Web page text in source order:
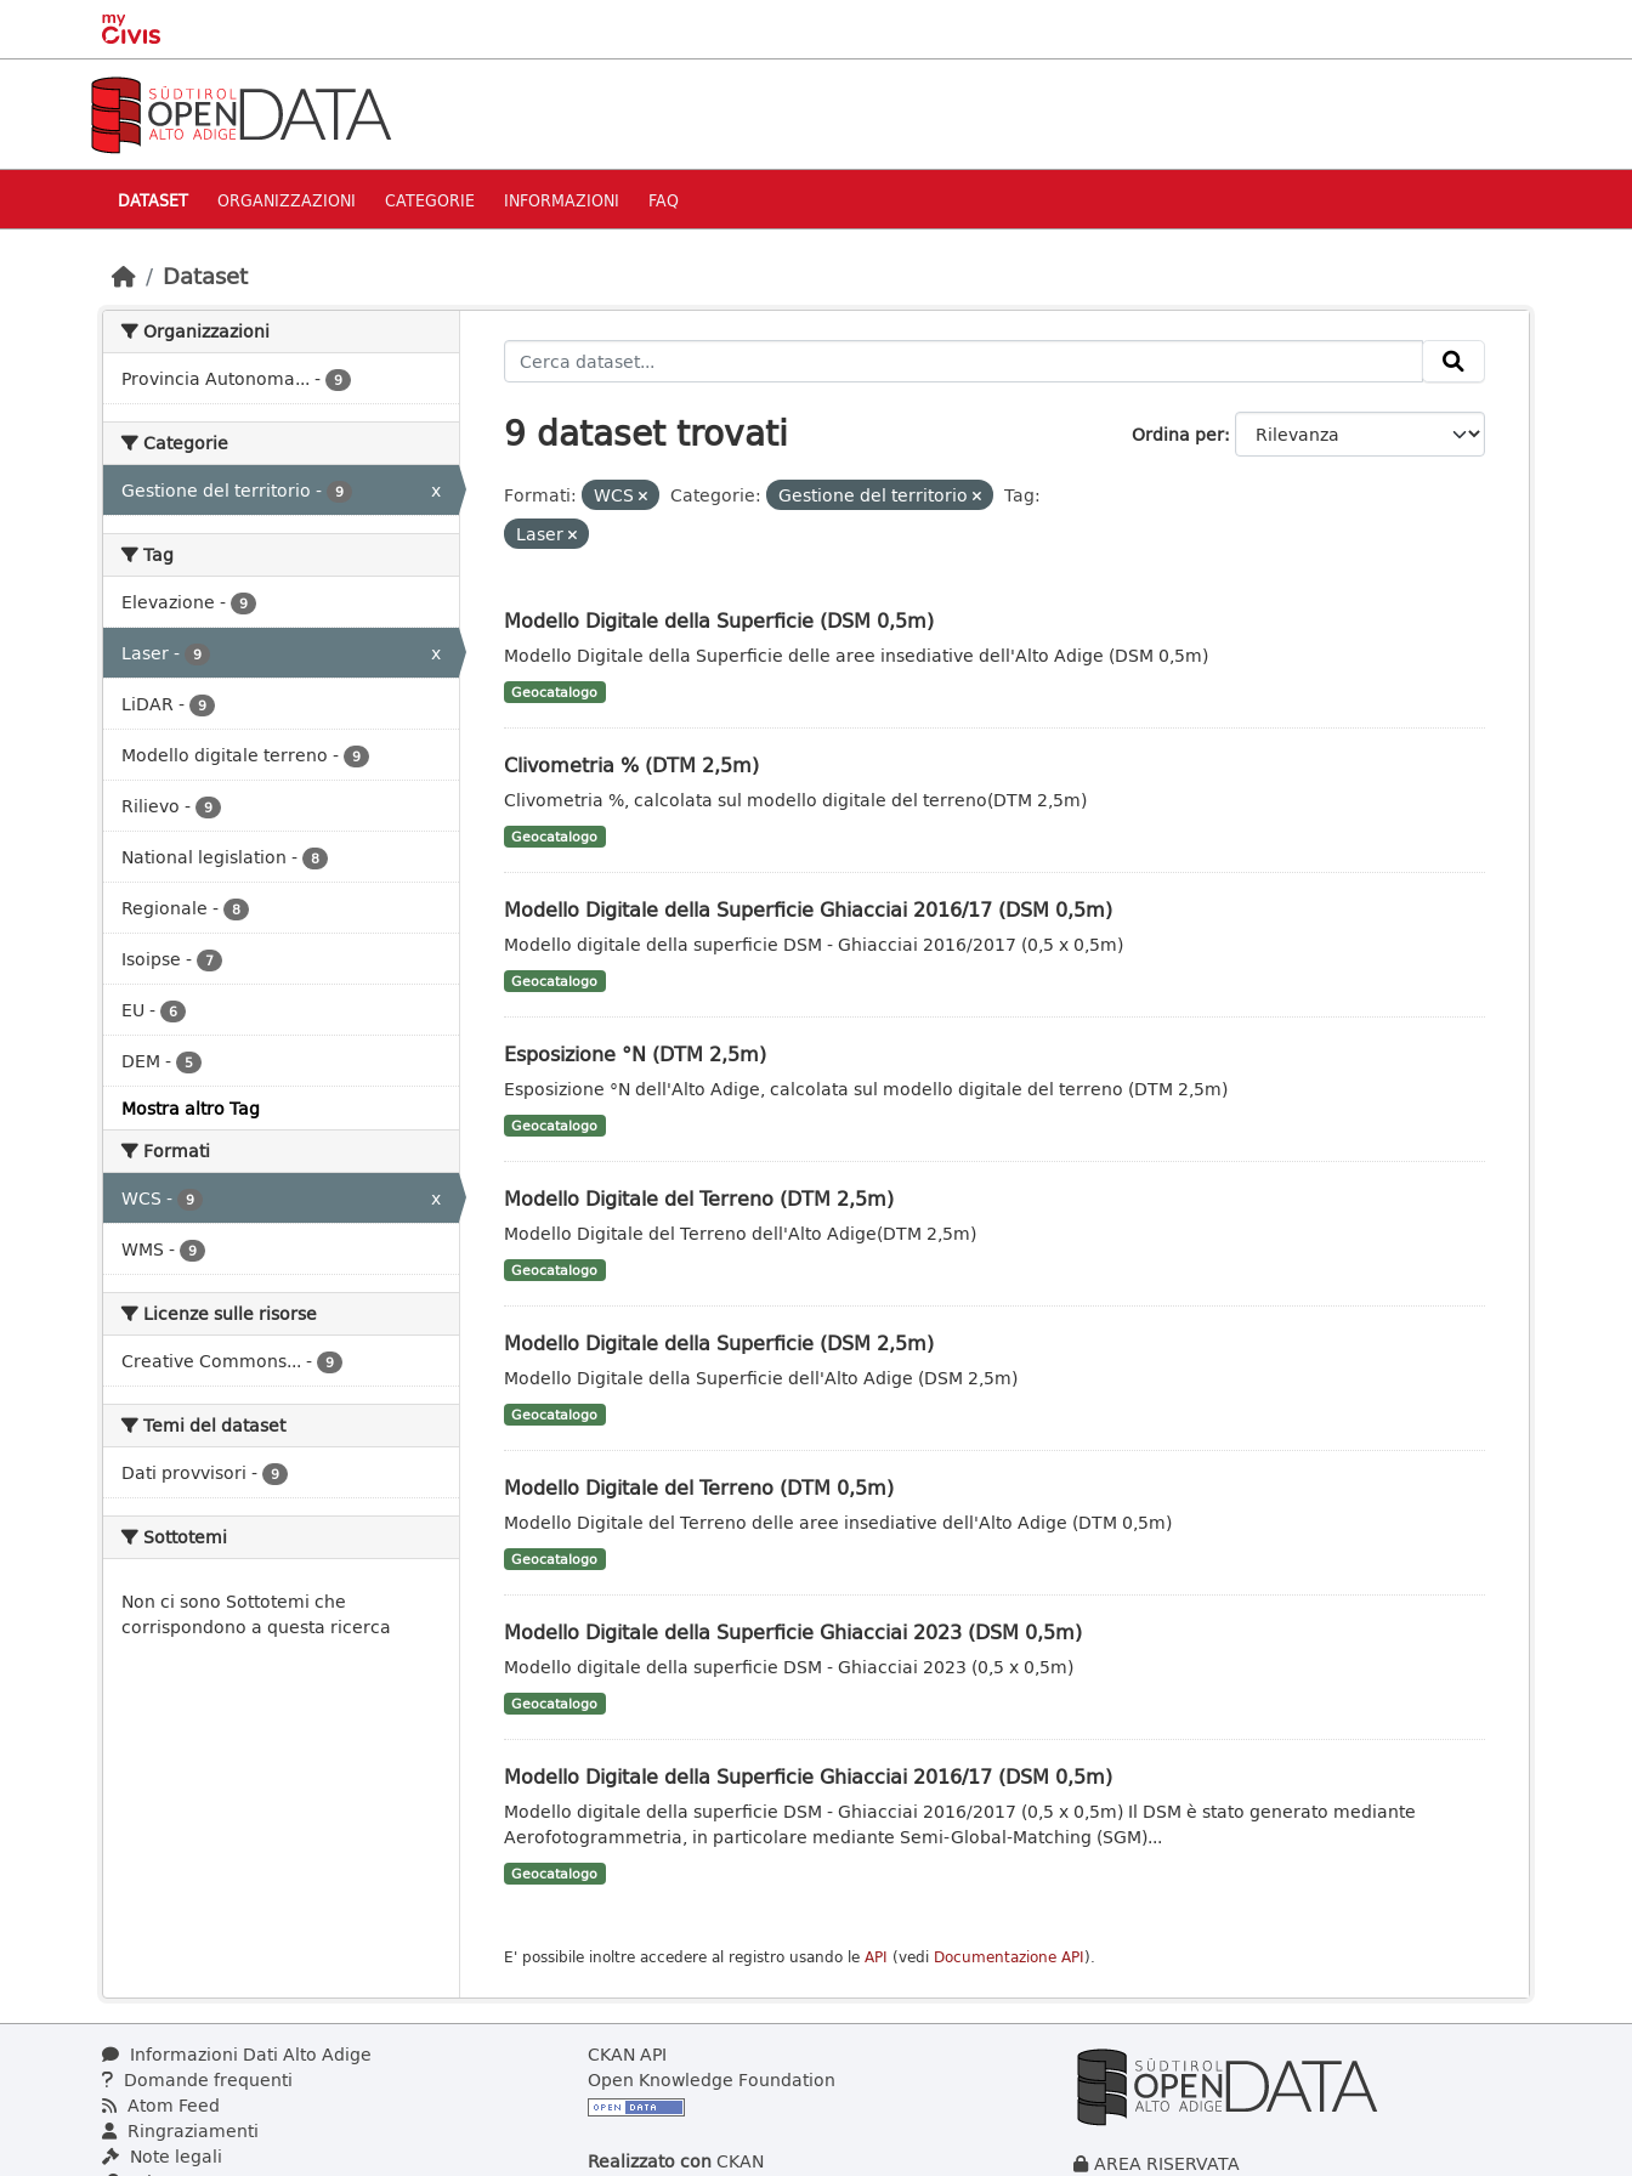
Skip to main content
DATASET ORGANIZZAZIONI CATEGORIE INFORMAZIONI FAQ
Dataset
Organizzazioni
Provincia Autonoma... - 9
Categorie
Gestione del territorio - 9 x
Tag
Elevazione - 9
Laser- 9
x
LiDAR- 9
Modello digitale terreno - 9
Rilievo - 9
National legislation - 8
Regionale - 8
Isoipse - 7
EU - 6
DEM - 5
Mostra altro Tag
Formati
WCS - 9
x
WMS - 9
Licenze sulle risorse
Creative Commons... - 9
Temi del dataset
Dati provvisori - 9
Sottotemi
Non ci sono Sottotemi che
corrispondono a questa ricerca
Ordina per
9 dataset trovati
Formati: WCS Categorie: Gestione del territorio
Tag:
Laser
Modello Digitale della Superficie (DSM 0,5m)
Modello Digitale della Superficie delle aree insediative dell'Alto Adige (DSM 0,5m)
Geocatalogo
Clivometria % (DTM 2,5m)
Clivometria %, calcolata sul modello digitale del terreno(DTM 2,5m)
Geocatalogo
Modello Digitale della Superficie Ghiacciai 2016/17 (DSM 0,5m)
Modello digitale della superficie DSM - Ghiacciai 2016/2017 (0,5 x 0,5m)
Geocatalogo
Esposizione °N (DTM 2,5m)
Esposizione °N dell'Alto Adige, calcolata sul modello digitale del terreno (DTM 2,5m)
Geocatalogo
Modello Digitale del Terreno (DTM 2,5m)
Modello Digitale del Terreno dell'Alto Adige(DTM 2,5m)
Geocatalogo
Modello Digitale della Superficie (DSM 2,5m)
Modello Digitale della Superficie dell'Alto Adige (DSM 2,5m)
Geocatalogo
Modello Digitale del Terreno (DTM 0,5m)
Modello Digitale del Terreno delle aree insediative dell'Alto Adige (DTM 0,5m)
Geocatalogo
Modello Digitale della Superficie Ghiacciai 2023 (DSM 0,5m)
Modello digitale della superficie DSM - Ghiacciai 2023 (0,5 x 0,5m)
Geocatalogo
Modello Digitale della Superficie Ghiacciai 2016/17 (DSM 0,5m)
Modello digitale della superficie DSM - Ghiacciai 2016/2017 (0,5 x 0,5m) Il DSM è stato generato mediante
Aerofotogrammetria, in particolare mediante Semi-Global-Matching (SGM)...
Geocatalogo
E' possibile inoltre accedere al registro usando le API (vedi Documentazione API).
Informazioni Dati Alto Adige
Domande frequenti
Atom Feed
Ringraziamenti
Note legali
CKAN API
Open Knowledge Foundation
Realizzato conCKAN AREA RISERVATA